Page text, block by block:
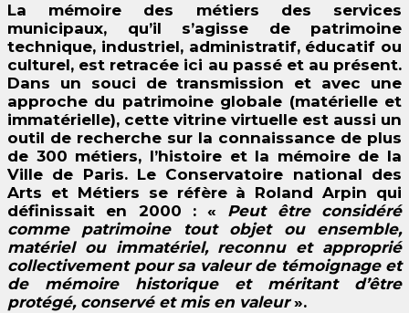
La mémoire des métiers des services
municipaux, qu’il s’agisse de patrimoine
technique, industriel, administratif, éducatif ou
culturel, est retracée ici au passé et au présent.
Dans un souci de transmission et avec une
approche du patrimoine globale (matérielle et
immatérielle), cette vitrine virtuelle est aussi un
outil de recherche sur la connaissance de plus
de 300 métiers, l’histoire et la mémoire de la
Ville de Paris. Le Conservatoire national des
Arts et Métiers se réfère à Roland Arpin qui
définissait en 2000 : « Peut être considéré
comme patrimoine tout objet ou ensemble,
matériel ou immatériel, reconnu et approprié
collectivement pour sa valeur de témoignage et
de mémoire historique et méritant d’être
protégé, conservé et mis en valeur».